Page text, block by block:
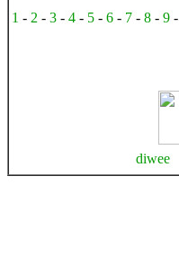
1 - 2 -3 -4 - 5 -6 - 7 -8 -9 -
diwee